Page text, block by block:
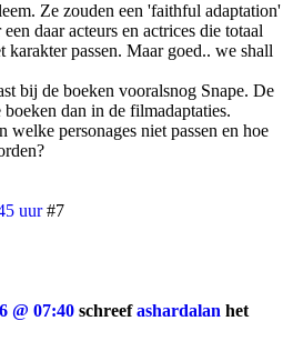
Ze zouden een 'faithful adaptation'
daar acteurs en actrices die totaal
passen. Maar goed.. we shall
bij de boeken vooralsnog Snape. De
dan in de filmadaptaties.
personages niet passen en hoe
uur #7
@ 07:40 schreefashardalan het